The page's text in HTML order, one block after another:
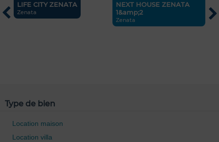
LIFE CITY ZENATA
Zenata
NEXT HOUSE ZENATA
1&amp;2
Zenata
Type de bien
Location maison
Location villa